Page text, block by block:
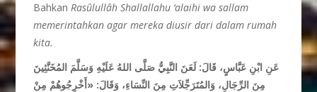
BahkanRasûlullâh Shallallahu ‘alaihi wa sallam
memerintahkan agar mereka diusir dari dalam rumah
kita.
عَنِ ابْنِ عَبَّاسٍ، قَالَ: لَعَنَ النَّبِيُّ صَلَّى اللهُ عَلَيْهِ وَسَلَّمَ المُخَنَّثِينَ
مِنَ الرِّجَالِ، وَالمُتَرَجِّلاَتِ مِنَ النِّسَاءِ، وَقَالَ: «أَخْرِجُوهُمْ مِنْ